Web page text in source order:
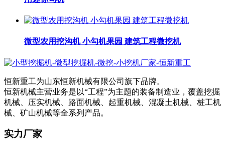
微型农用挖沟机 小勾机果园 建筑工程微挖机
恒新重工为山东恒新机械有限公司旗下品牌。
恒新机械主营业务是以“工程”为主题的装备制造业，覆盖挖掘
机械、压实机械、路面机械、起重机械、混凝土机械、桩工机
械、矿山机械等全系列产品。
实力厂家